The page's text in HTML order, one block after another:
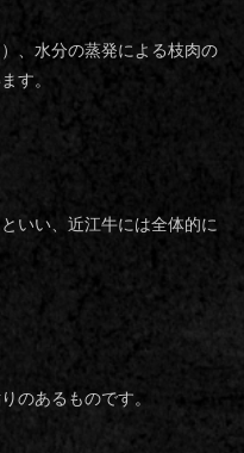
、水分の蒸発による枝肉の
す。
いい、近江牛には全体的に
のあるものです。